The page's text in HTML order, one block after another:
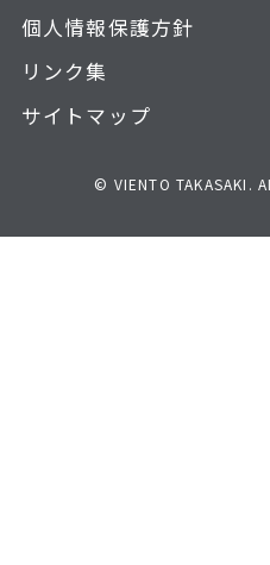
個人情報保護方針
リンク集
サイトマップ
© VIENTO TAKASAKI.